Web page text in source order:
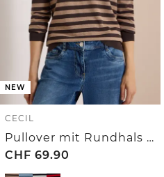
NEW
CECIL
Pullover mit Rundhals und Streifen
CHF 69.90